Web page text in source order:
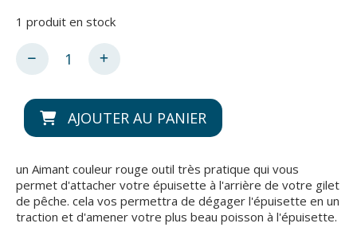
1 produit en stock
AJOUTER AU PANIER
un Aimant couleur rouge outil très pratique qui vous
permet d'attacher votre épuisette à l'arrière de votre gilet
de pêche. cela vos permettra de dégager l'épuisette en un
traction et d'amener votre plus beau poisson à l'épuisette.